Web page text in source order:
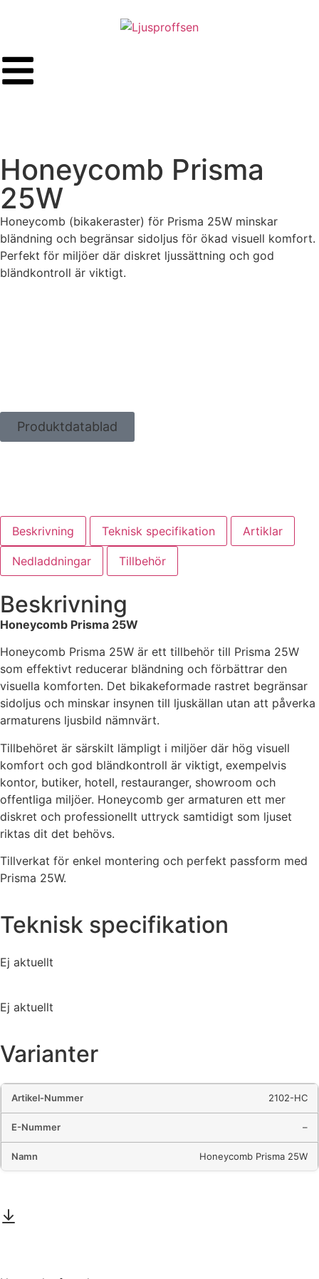
Honeycomb Prisma
25W
Honeycomb (bikakeraster) för Prisma 25W minskar
bländning och begränsar sidoljus för ökad visuell komfort.
Perfekt för miljöer där diskret ljussättning och god
bländkontroll är viktigt.
Produktdatablad
Beskrivning Teknisk specifikation Artiklar
Nedladdningar Tillbehör
Beskrivning
Honeycomb Prisma 25W
Honeycomb Prisma 25W är ett tillbehör till Prisma 25W
som effektivt reducerar bländning och förbättrar den
visuella komforten. Det bikakeformade rastret begränsar
sidoljus och minskar insynen till ljuskällan utan att påverka
armaturens ljusbild nämnvärt.
Tillbehöret är särskilt lämpligt i miljöer där hög visuell
komfort och god bländkontroll är viktigt, exempelvis
kontor, butiker, hotell, restauranger, showroom och
offentliga miljöer. Honeycomb ger armaturen ett mer
diskret och professionellt uttryck samtidigt som ljuset
riktas dit det behövs.
Tillverkat för enkel montering och perfekt passform med
Prisma 25W.
Teknisk specifikation
Ej aktuellt
Ej aktuellt
Varianter
2102-HC
–
Honeycomb Prisma 25W